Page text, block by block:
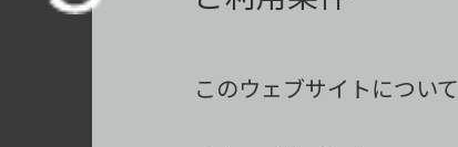
このウェブサイトについて